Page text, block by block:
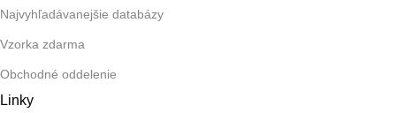
Najvyhľadávanejšie databázy
Vzorka zdarma
Obchodné oddelenie
Linky